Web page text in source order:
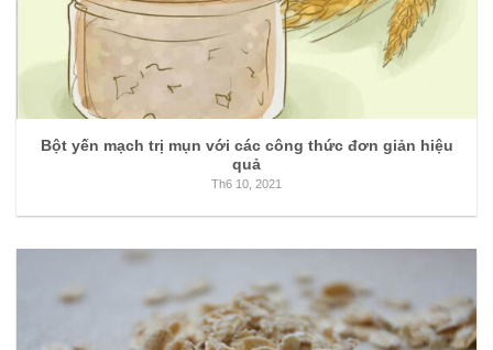
Bột yến mạch trị mụn với các công thức đơn giản hiệu
quả
Th6 10, 2021